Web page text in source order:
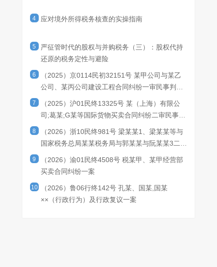
司应当认定M货币不可兑换为L货币。
投资。本情形中，由于甲公司不能基于变现或结算对丙公司净投资
4 应对境外所得税务核查的实操指南
5
严征管时代的股权与并购税务（三）：股权代持
还原的税务定性与避险
6
（2025）京0114民初32151号 某甲公司与某乙
公司、某丙公司建设工程合同纠纷一审民事判决
7
（2025）沪01民终13325号 某（上海）有限公
司;葛某;G某等国际货物买卖合同纠纷二审民事判
8
（2026）浙10民终981号 梁某某1、梁某某等与
国家税务总局某某税务局与郭某某与阮某某3二审
9
（2026）渝01民终4508号 税某甲、某甲经营部
买卖合同纠纷一案
10
（2026）鲁06行终142号 孔某、国某,国某
××（行政行为）及行政复议一案